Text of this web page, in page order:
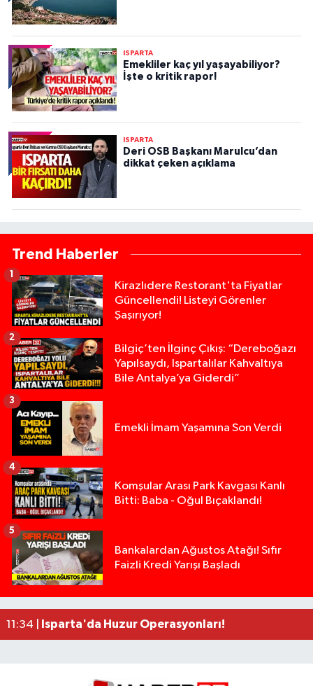
ISPARTA
Emekliler kaç yıl yaşayabiliyor?
İşte o kritik rapor!
ISPARTA
Deri OSB Başkanı Marulcu’dan
dikkat çeken açıklama
Trend Haberler
Kirazlıdere Restorant'ta Fiyatlar
Güncellendi! Listeyi Görenler
Şaşırıyor!
1
Bilgiç’ten İlginç Çıkış: “Dereboğazı
Yapılsaydı, Ispartalılar Kahvaltıya
Bile Antalya’ya Giderdi”
2
Emekli İmam Yaşamına Son Verdi
3
Komşular Arası Park Kavgası Kanlı
Bitti: Baba - Oğul Bıçaklandı!
4
Bankalardan Ağustos Atağı! Sıfır
Faizli Kredi Yarışı Başladı
5
17:08 |Alevlere Teslim Olan Gecekondu Kullanılamaz
13:46 |Yolcu Otobüsüyle Minibüsün Çarpıştığı Kaza
13:19 |Faili meçhul 2 cinayet daha aydınlatıldı
11:34 |
Isparta'da Huzur Operasyonları!